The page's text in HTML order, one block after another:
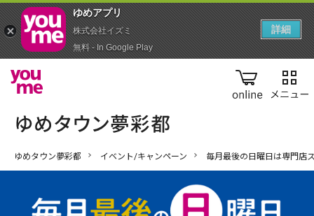
online
ゆめタウン夢彩都 イベント/キャンペーン 毎月最後の日曜日は専門店
ゆめアプ‪リ‬
株式会社イズミ
無料 - In Google Play
詳細